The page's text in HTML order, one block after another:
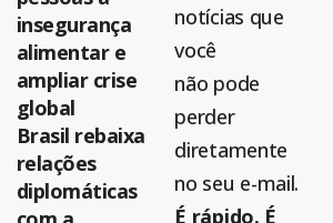
insegurança
alimentar e
ampliar crise
global
Brasil rebaixa
relações
diplomáticas
notícias que
você
não pode
perder
diretamente
no seu e-mail.
É rápido. É